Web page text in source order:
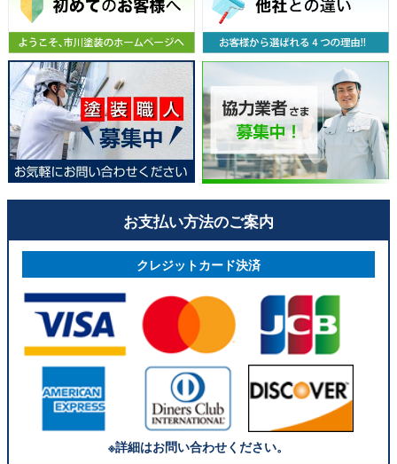
お支払い方法のご案内
クレジットカード決済
※詳細はお問い合わせください。